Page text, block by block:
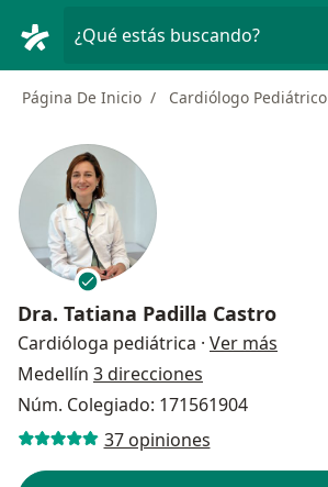
¿Qué estás buscando?
Página De Inicio Cardiólogo Pediátrico
Dra. Tatiana Padilla Castro
Cardióloga pediátrica · Ver más
Medellín 3 direcciones
Núm. Colegiado: 171561904
37 opiniones